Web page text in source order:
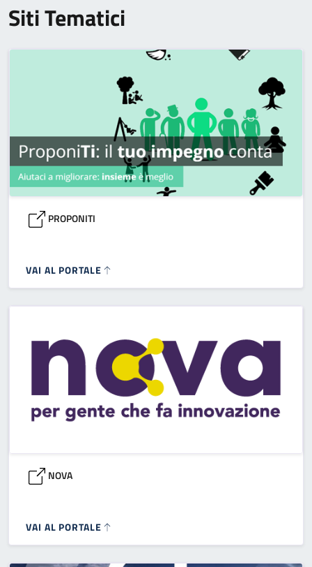
Siti Tematici
PROPONITI
VAI AL PORTALE
NOVA
VAI AL PORTALE